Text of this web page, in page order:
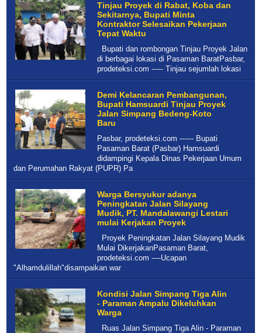
Tinjau Proyek di Rabat, Koba dan
Sekitarnya, Bupati Minta
Kontraktor Selesaikan Pekerjaan
Tepat Waktu
Bupati dan rombongan Tinjau Proyek Jalan
di berbagai lokasi di Pasaman BaratPasbar,
prodeteksi.com ----- Tinjau sejumlah lokasi
Demi Kelancaran Pembangunan,
Bupati Hamsuardi Tinjau Proyek
Jalan Simpang Bedeng-Koto
Baru
Pasbar, prodeteksi.com ------ Bupati
Pasaman Barat (Pasbar) Hamsuardi
didampingi Kepala Dinas Pekerjaan Umum
dan Perumahan Rakyat (PUPR) Pa
Warga Bersyukur adanya
Peningkatan Jalan Silayang
Mudik, PT. Mandalawangi Lestari
mulai Kerjakan Proyek
Proyek Peningkatan Jalan Silayang Mudik
Mulai DikerjakanPasaman Barat,
prodeteksi.com ----Ucapan
"Alhamdulillah"disampaikan war
Kondisi Jalan Simpang Tiga Alin
- Paraman Ampalu Dikeluhkan
Warga
Ruas Jalan Simpang Tiga Alin - Paraman